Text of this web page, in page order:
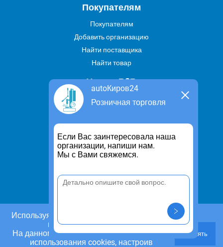
autoКиров24
Розничная торговля
Если Вас заинтересовала наша
организации, напиши нам.
Мы с Вами свяжемся.
Используя этот сайт, Вы даете согласие на
использование cookies.
На данном этапе Вы можете отказаться от
использования cookies, настроив
Принять
Покупателям
Покупателям
Добавить организацию
Найти поставщика
Найти товар
Услуги В2В
Найти услугу
Предложить свою услугу
Дропшиппинг
Транспортные услуги
Информация
Политика конфиденциальности
Контакты